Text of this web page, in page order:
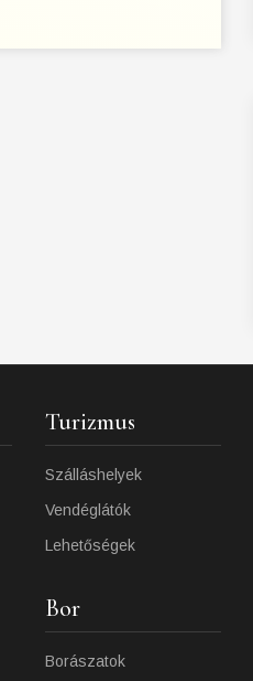
Turizmus
Szálláshelyek
Vendéglátók
Lehetőségek
Bor
Borászatok